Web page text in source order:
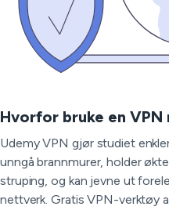
Hvorfor bruke en VPN
Udemy VPN gjør studiet
unngå brannmurer, holder
struping, og kan jevne ut
nettverk. Gratis VPN-verktøy